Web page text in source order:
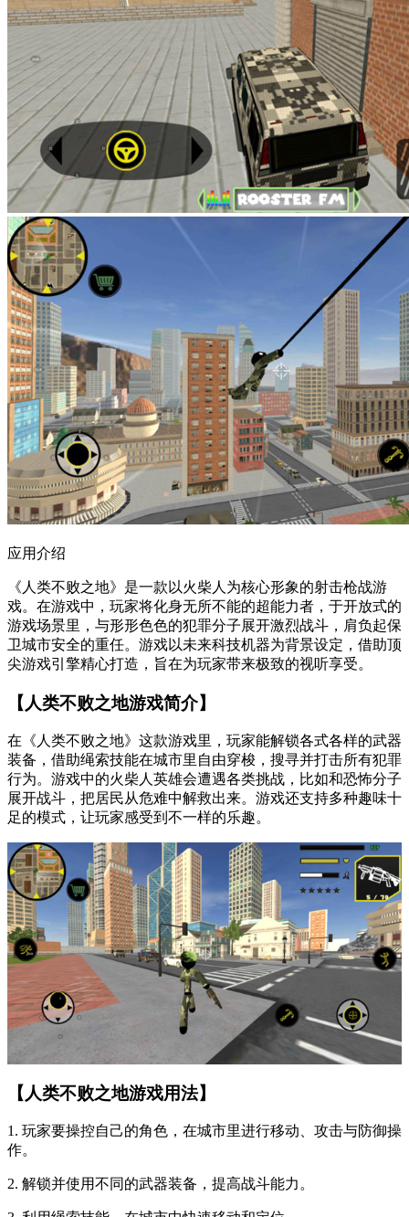
应用介绍
《人类不败之地》是一款以火柴人为核心形象的射击枪战游
戏。在游戏中，玩家将化身无所不能的超能力者，于开放式的
游戏场景里，与形形色色的犯罪分子展开激烈战斗，肩负起保
卫城市安全的重任。游戏以未来科技机器为背景设定，借助顶
尖游戏引擎精心打造，旨在为玩家带来极致的视听享受。
【人类不败之地游戏简介】
在《人类不败之地》这款游戏里，玩家能解锁各式各样的武器
装备，借助绳索技能在城市里自由穿梭，搜寻并打击所有犯罪
行为。游戏中的火柴人英雄会遭遇各类挑战，比如和恐怖分子
展开战斗，把居民从危难中解救出来。游戏还支持多种趣味十
足的模式，让玩家感受到不一样的乐趣。
【人类不败之地游戏用法】
1. 玩家要操控自己的角色，在城市里进行移动、攻击与防御操
作。
2. 解锁并使用不同的武器装备，提高战斗能力。